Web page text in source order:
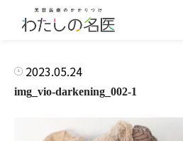
2023.05.24
img_vio-darkening_002-1